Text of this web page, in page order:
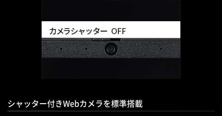
シャッター付きWebカメラを標準搭載